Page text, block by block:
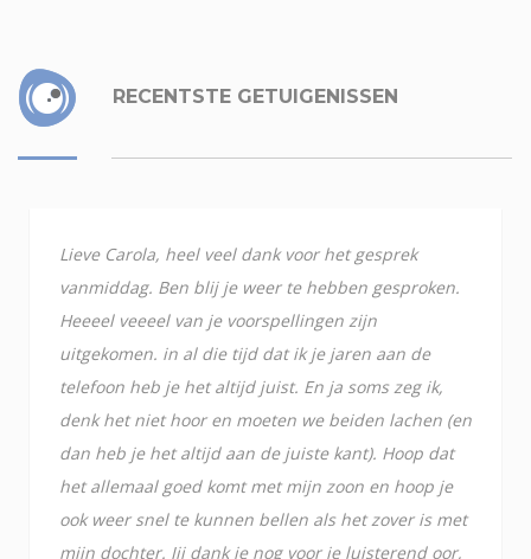
RECENTSTE GETUIGENISSEN
Lieve Carola, heel veel dank voor het gesprek
vanmiddag. Ben blij je weer te hebben gesproken.
Heeeel veeeel van je voorspellingen zijn
uitgekomen. in al die tijd dat ik je jaren aan de
telefoon heb je het altijd juist. En ja soms zeg ik,
denk het niet hoor en moeten we beiden lachen (en
dan heb je het altijd aan de juiste kant). Hoop dat
het allemaal goed komt met mijn zoon en hoop je
ook weer snel te kunnen bellen als het zover is met
mijn dochter. Jij dank je nog voor je luisterend oor,